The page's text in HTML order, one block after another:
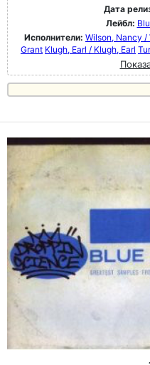
Дата
Лейбл:
Исполнители: Wilson, Nancy /
Grant Klugh, Earl / Klugh, Earl